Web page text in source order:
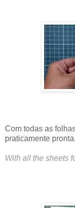
Com todas as
praticamente pronta.
With all the sheets